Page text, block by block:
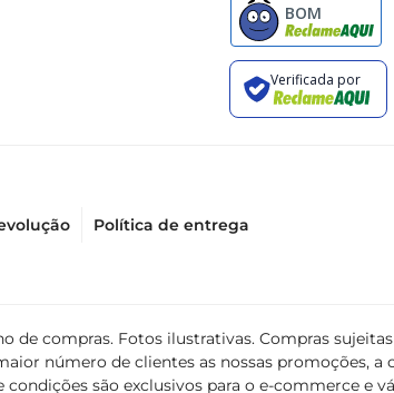
Política de entrega
de compras. Fotos ilustrativas. Compras
número de clientes as nossas promoções,
são exclusivos para o e-commerce e